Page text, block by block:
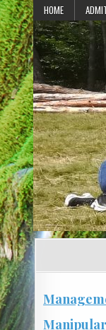
Skip
to
content
HOME